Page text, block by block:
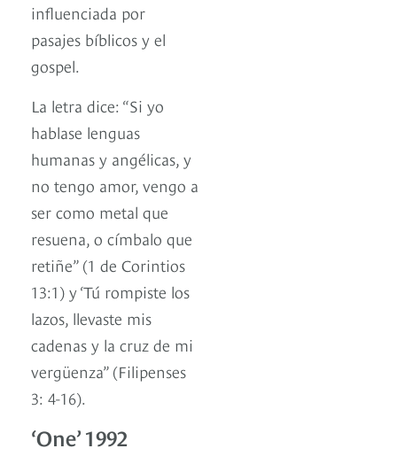
influenciada por
pasajes bíblicos y el
gospel.
La letra dice: “Si yo
hablase lenguas
humanas y angélicas, y
no tengo amor, vengo a
ser como metal que
resuena, o címbalo que
retiñe” (1 de Corintios
13:1) y ‘Tú rompiste los
lazos, llevaste mis
cadenas y la cruz de mi
vergüenza” (Filipenses
3: 4-16).
‘One’ 1992